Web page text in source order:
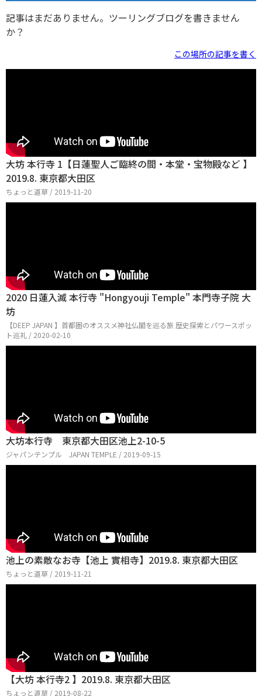
記事はまだありません。ツーリングブログを書きません
か？
この場所の記事を書く
大坊 本行寺 1【日蓮聖人ご臨終の間・本堂・宝物殿など 】
2019.8. 東京都大田区
ちょっと道草 / 2019-11-20
2020 日蓮入滅 本行寺 "Hongyouji Temple" 本門寺子院 大
坊
【DEEP JAPAN 】首都圏のオススメ神社仏閣を巡る旅 歴史探索とパワースポッ
ト巡礼 / 2020-02-10
大坊本行寺 東京都大田区池上2-10-5
ジャパンテンプル JAPAN TEMPLE / 2019-09-15
池上の素敵なお寺【池上 實相寺】2019.8. 東京都大田区
ちょっと道草 / 2019-11-21
【大坊 本行寺2 】2019.8. 東京都大田区
ちょっと道草 / 2019-08-22